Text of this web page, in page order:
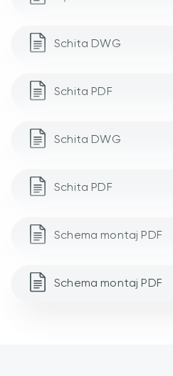
Schita DWG
Schita PDF
Schita DWG
Schita PDF
Schema montaj PDF
Schema montaj PDF